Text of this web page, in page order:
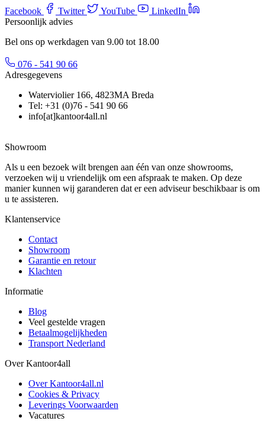
Facebook Twitter YouTube
LinkedIn
Persoonlijk advies
Bel ons op werkdagen van 9.00 tot 18.00
076 - 541 90 66
Adresgegevens
Waterviolier 166, 4823MA Breda
Tel: +31 (0)76 - 541 90 66
info[at]kantoor4all.nl
Showroom
Als u een bezoek wilt brengen aan één van onze showrooms,
verzoeken wij u vriendelijk om een afspraak te maken. Op deze
manier kunnen wij garanderen dat er een adviseur beschikbaar is om
u te assisteren.
Klantenservice
Contact
Showroom
Garantie en retour
Klachten
Informatie
Blog
Veel gestelde vragen
Betaalmogelijkheden
Transport Nederland
Over Kantoor4all
Over Kantoor4all.nl
Cookies & Privacy
Leverings Voorwaarden
Vacatures